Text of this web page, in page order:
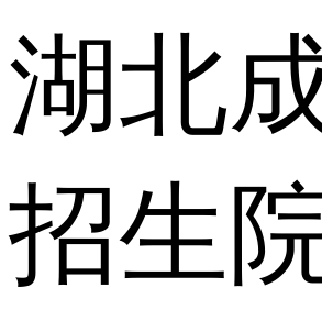
湖北
招生